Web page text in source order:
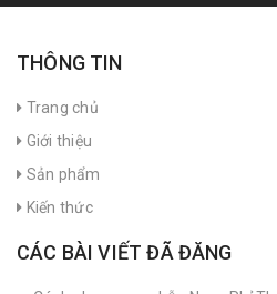
THÔNG TIN
Trang chủ
Giới thiệu
Sản phẩm
Kiến thức
CÁC BÀI VIẾT ĐÃ ĐĂNG